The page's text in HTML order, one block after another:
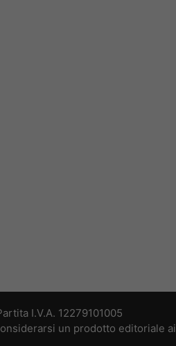
I.V.A. 12279101005
un prodotto editoriale ai